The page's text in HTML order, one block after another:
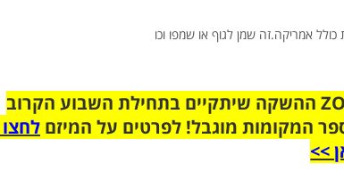
אמריקה.זה שמן לגוף או שמפו וכו
הצטרפו לקבוצת הוואטסאפ לקראת ZOOM ההשקה שיתקיים בתחילת השבוע הקרוב
המקומות מוגבל! לפרטים על המיזם
>>